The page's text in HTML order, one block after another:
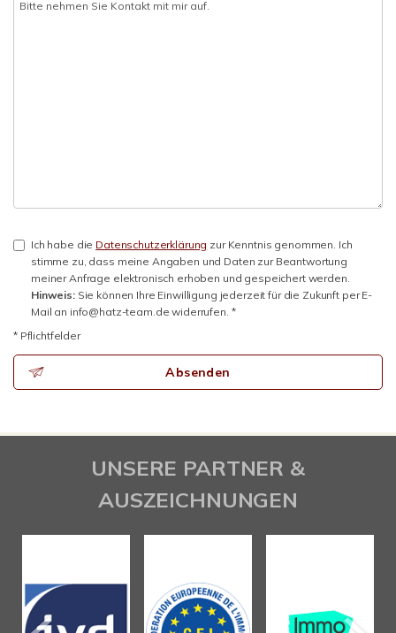
Ich habe die Datenschutzerklärung zur Kenntnis genommen. Ich
stimme zu, dass meine Angaben und Daten zur Beantwortung
meiner Anfrage elektronisch erhoben und gespeichert werden.
Hinweis:Sie können Ihre Einwilligung jederzeit für die Zukunft per E-
Mail an info@hatz-team.de widerrufen. *
* Pflichtfelder
Absenden
UNSERE PARTNER &
AUSZEICHNUNGEN